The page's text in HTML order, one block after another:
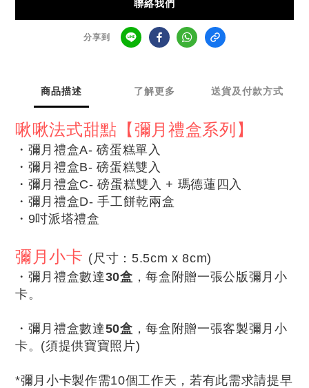
聯絡我們
分享到
商品描述 了解更多 送貨及付款方式
啾啾法式甜點【彌月禮盒系列】
・彌月禮盒A- 磅蛋糕單入
・ 彌月禮盒B- 磅蛋糕雙入
・ 彌月禮盒C- 磅蛋糕雙入 + 瑪德蓮四入
・ 彌月禮盒D- 手工餅乾兩盒
・ 9吋派塔禮盒
彌月小卡 (尺寸：5.5cm x 8cm)
・ 彌月禮盒數達30盒 ，每盒附贈一張公版彌月小
卡。
・ 彌月禮盒數達50盒 ，每盒附贈一張客製彌月小
卡。(須提供寶寶照片)
*彌月小卡製作需10個工作天，若有此需求請提早